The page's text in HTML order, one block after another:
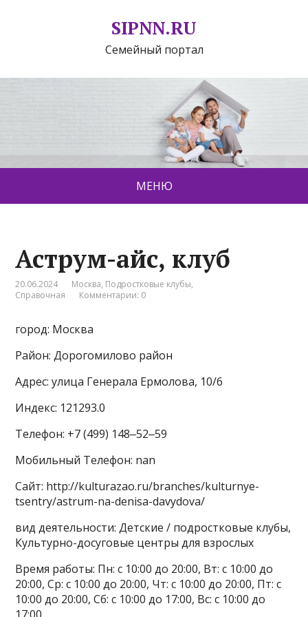
SIPNN.RU
Семейный портал
МЕНЮ
Аструм-айс, клуб
20.06.2024 Москва, Подростковые клубы,
Справочная
Комментарии: 0
город: Москва
Район: Дорогомилово район
Адрес: улица Генерала Ермолова, 10/6
Индекс: 121293.0
Телефон: +7 (499) 148‒52‒59
Мобильный Телефон: nan
Сайт: http://kulturazao.ru/branches/kulturnye-
tsentry/astrum-na-denisa-davydova/
вид деятельности: Детские / подростковые клубы,
Культурно-досуговые центры для взрослых
Время работы: Пн: с 10:00 до 20:00, Вт: с 10:00 до
20:00, Ср: с 10:00 до 20:00, Чт: с 10:00 до 20:00, Пт: с
10:00 до 20:00, Сб: с 10:00 до 17:00, Вс: с 10:00 до